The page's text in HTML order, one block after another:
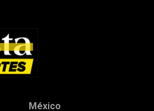
México